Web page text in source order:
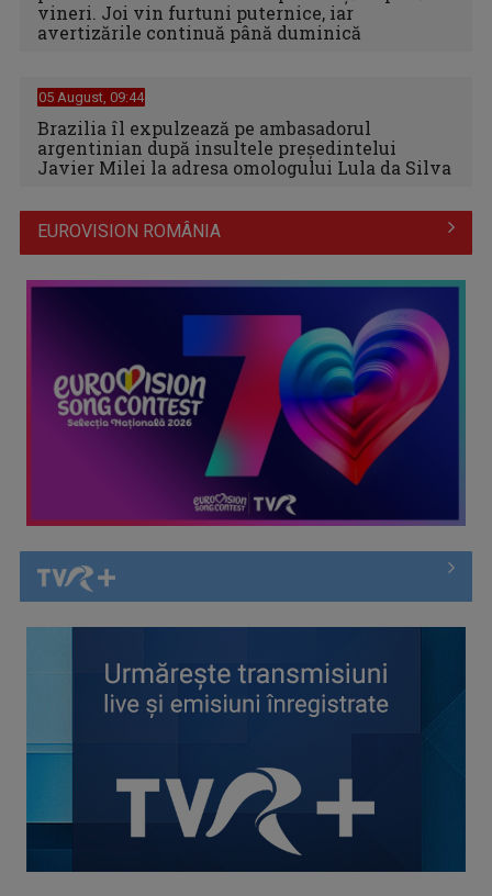
vineri. Joi vin furtuni puternice, iar
avertizările continuă până duminică
05 August, 09:44
Brazilia îl expulzează pe ambasadorul
argentinian după insultele preşedintelui
Javier Milei la adresa omologului Lula da Silva
EUROVISION ROMÂNIA